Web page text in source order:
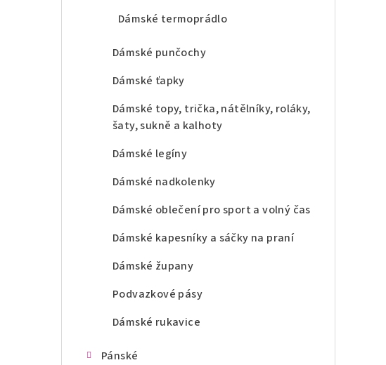
Dámské termoprádlo
Dámské punčochy
Dámské ťapky
Dámské topy, trička, nátělníky, roláky,
šaty, sukně a kalhoty
Dámské legíny
Dámské nadkolenky
Dámské oblečení pro sport a volný čas
Dámské kapesníky a sáčky na praní
Dámské župany
Podvazkové pásy
Dámské rukavice
Pánské